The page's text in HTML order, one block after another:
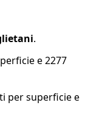
.
e 2277
per superficie e